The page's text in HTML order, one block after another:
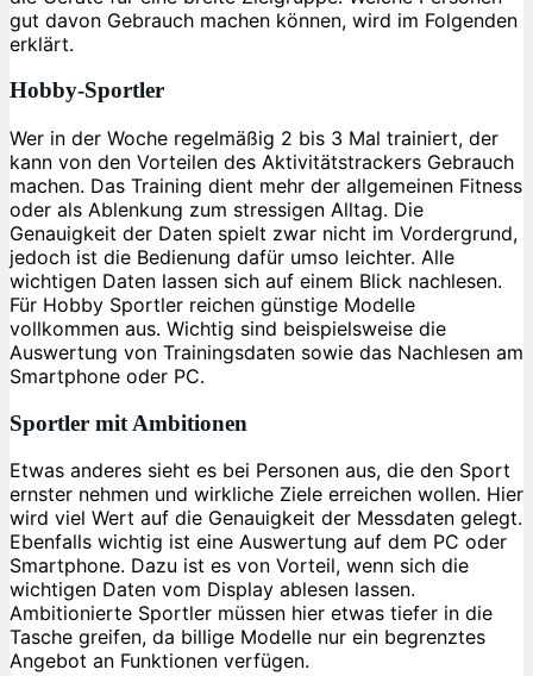
gut davon Gebrauch machen können, wird im Folgenden
erklärt.
Hobby-Sportler
Wer in der Woche regelmäßig 2 bis 3 Mal trainiert, der
kann von den Vorteilen des Aktivitätstrackers Gebrauch
machen. Das Training dient mehr der allgemeinen Fitness
oder als Ablenkung zum stressigen Alltag. Die
Genauigkeit der Daten spielt zwar nicht im Vordergrund,
jedoch ist die Bedienung dafür umso leichter. Alle
wichtigen Daten lassen sich auf einem Blick nachlesen.
Für Hobby Sportler reichen günstige Modelle
vollkommen aus. Wichtig sind beispielsweise die
Auswertung von Trainingsdaten sowie das Nachlesen am
Smartphone oder PC.
Sportler mit Ambitionen
Etwas anderes sieht es bei Personen aus, die den Sport
ernster nehmen und wirkliche Ziele erreichen wollen. Hier
wird viel Wert auf die Genauigkeit der Messdaten gelegt.
Ebenfalls wichtig ist eine Auswertung auf dem PC oder
Smartphone. Dazu ist es von Vorteil, wenn sich die
wichtigen Daten vom Display ablesen lassen.
Ambitionierte Sportler müssen hier etwas tiefer in die
Tasche greifen, da billige Modelle nur ein begrenztes
Angebot an Funktionen verfügen.